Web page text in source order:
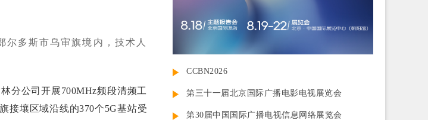
多斯市乌审旗境内，技术人
公司开展700MHz频段清频工
接壤区域沿线的370个5G基站受
CCBN2026
第三十一届北京国际广播电影电视展览会
第30届中国国际广播电视信息网络展览会